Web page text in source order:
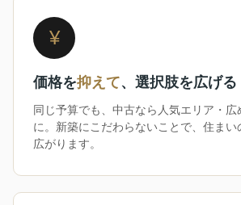
¥
価格を抑えて、選択肢を広げる
同じ予算でも、中古なら人気エリア・広
に。新築にこだわらないことで、住まい
広がります。